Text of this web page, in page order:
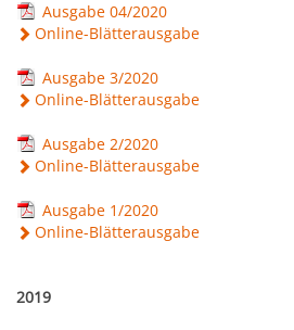
Ausgabe 04/2020
Online-Blätterausgabe
Ausgabe 3/2020
Online-Blätterausgabe
Ausgabe 2/2020
Online-Blätterausgabe
Ausgabe 1/2020
Online-Blätterausgabe
2019